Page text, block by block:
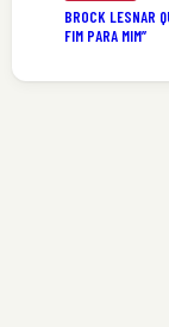
BROCK LESNAR
FIM PARA MIM”